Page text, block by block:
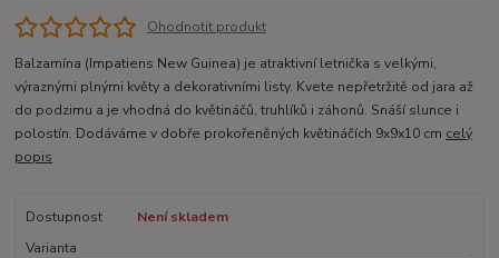
Ohodnotit produkt
Balzamína (Impatiens New Guinea) je atraktivní letnička s velkými,
výraznými plnými květy a dekorativními listy. Kvete nepřetržitě od jara až
do podzimu a je vhodná do květináčů, truhlíků i záhonů. Snáší slunce i
polostín. Dodáváme v dobře prokořeněných květináčích 9x9x10 cm celý
popis
Dostupnost
Není skladem
Varianta